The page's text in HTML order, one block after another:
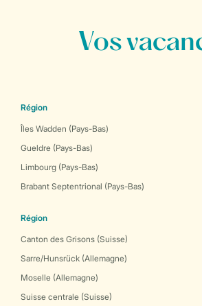
Vos
Région
Îles Wadden (Pays-Bas)
Gueldre (Pays-Bas)
Limbourg (Pays-Bas)
Brabant Septentrional (Pays-Bas)
Région
Canton des Grisons (Suisse)
Sarre/Hunsrück (Allemagne)
Moselle (Allemagne)
Suisse centrale (Suisse)